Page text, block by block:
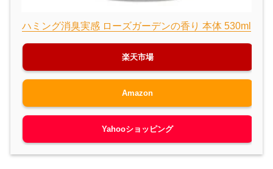
ハミング消臭実感 ローズガーデンの香り 本体 530ml
楽天市場
Amazon
Yahooショッピング